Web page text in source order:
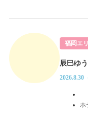
福岡エ
辰巳ゆ
2026.8.30
ホ